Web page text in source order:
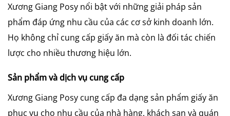
Xương Giang Posy nổi bật với những giải pháp sản
phẩm đáp ứng nhu cầu của các cơ sở kinh doanh lớn.
Họ không chỉ cung cấp giấy ăn mà còn là đối tác chiến
lược cho nhiều thương hiệu lớn.
Sản phẩm và dịch vụ cung cấp
Xương Giang Posy cung cấp đa dạng sản phẩm giấy ăn
phục vụ cho nhu cầu của nhà hàng, khách sạn và quán